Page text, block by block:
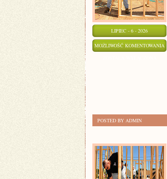
LIPIEC - 6 - 2026
MOŻLIWOŚĆ KOMENTOWANIA
POSTED BY ADMIN